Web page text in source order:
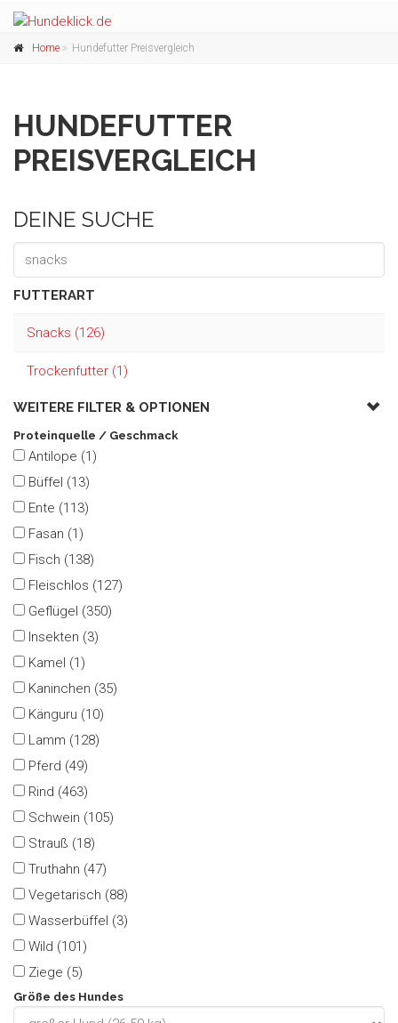
Home Hundefutter Preisvergleich
HUNDEFUTTER
PREISVERGLEICH
DEINE SUCHE
FUTTERART
Snacks (126)
Trockenfutter (1)
WEITERE FILTER & OPTIONEN
Proteinquelle / Geschmack
Antilope (1)
Büffel (13)
Ente (113)
Fasan (1)
Fisch (138)
Fleischlos (127)
Geflügel (350)
Insekten (3)
Kamel (1)
Kaninchen (35)
Känguru (10)
Lamm (128)
Pferd (49)
Rind (463)
Schwein (105)
Strauß (18)
Truthahn (47)
Vegetarisch (88)
Wasserbüffel (3)
Wild (101)
Ziege (5)
Größe des Hundes